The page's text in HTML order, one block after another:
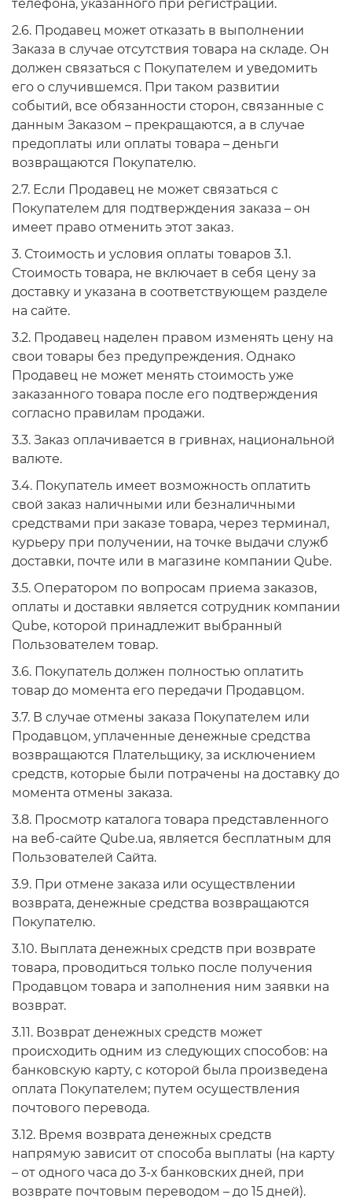
телефона, указанного при регистрации.
2.6. Продавец может отказать в выполнении
Заказа в случае отсутствия товара на складе. Он
должен связаться с Покупателем и уведомить
его о случившемся. При таком развитии
событий, все обязанности сторон, связанные с
данным Заказом – прекращаются, а в случае
предоплаты или оплаты товара – деньги
возвращаются Покупателю.
2.7. Если Продавец не может связаться с
Покупателем для подтверждения заказа – он
имеет право отменить этот заказ.
3. Стоимость и условия оплаты товаров 3.1.
Стоимость товара, не включает в себя цену за
доставку и указана в соответствующем разделе
на сайте.
3.2. Продавец наделен правом изменять цену на
свои товары без предупреждения. Однако
Продавец не может менять стоимость уже
заказанного товара после его подтверждения
согласно правилам продажи.
3.3. Заказ оплачивается в гривнах, национальной
валюте.
3.4. Покупатель имеет возможность оплатить
свой заказ наличными или безналичными
средствами при заказе товара, через терминал,
курьеру при получении, на точке выдачи служб
доставки, почте или в магазине компании Qube.
3.5. Оператором по вопросам приема заказов,
оплаты и доставки является сотрудник компании
Qube, которой принадлежит выбранный
Пользователем товар.
3.6. Покупатель должен полностью оплатить
товар до момента его передачи Продавцом.
3.7. В случае отмены заказа Покупателем или
Продавцом, уплаченные денежные средства
возвращаются Плательщику, за исключением
средств, которые были потрачены на доставку до
момента отмены заказа.
3.8. Просмотр каталога товара представленного
на веб-сайте Qube.ua, является бесплатным для
Пользователей Сайта.
3.9. При отмене заказа или осуществлении
возврата, денежные средства возвращаются
Покупателю.
3.10. Выплата денежных средств при возврате
товара, проводиться только после получения
Продавцом товара и заполнения ним заявки на
возврат.
3.11. Возврат денежных средств может
происходить одним из следующих способов: на
банковскую карту, с которой была произведена
оплата Покупателем; путем осуществления
почтового перевода.
3.12. Время возврата денежных средств
напрямую зависит от способа выплаты (на карту
– от одного часа до 3-х банковских дней, при
возврате почтовым переводом – до 15 дней).